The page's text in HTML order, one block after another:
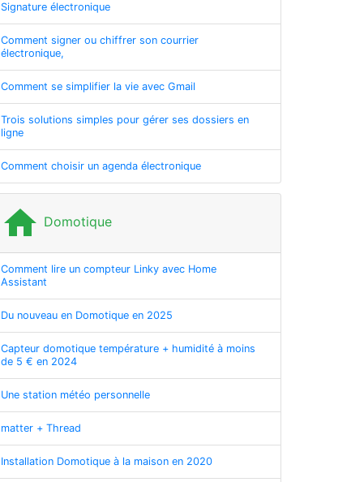
Signature électronique
Comment signer ou chiffrer son courrier
électronique,
Comment se simplifier la vie avec Gmail
Trois solutions simples pour gérer ses dossiers en
ligne
Comment choisir un agenda électronique
home Domotique
Comment lire un compteur Linky avec Home
Assistant
Du nouveau en Domotique en 2025
Capteur domotique température + humidité à moins
de 5 € en 2024
Une station météo personnelle
matter + Thread
Installation Domotique à la maison en 2020